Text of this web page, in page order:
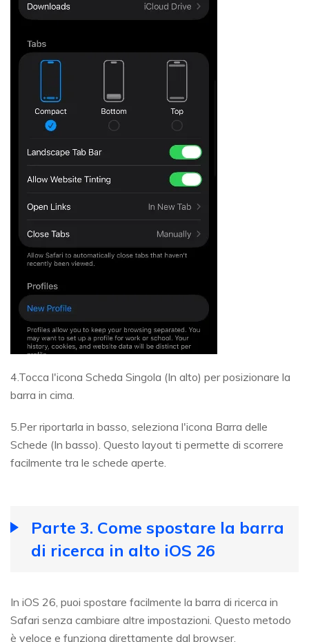
4.Tocca l'icona Scheda Singola (In alto) per posizionare la
barra in cima.
5.Per riportarla in basso, seleziona l'icona Barra delle
Schede (In basso). Questo layout ti permette di scorrere
facilmente tra le schede aperte.
Parte 3. Come spostare la barra
di ricerca in alto iOS 26
In iOS 26, puoi spostare facilmente la barra di ricerca in
Safari senza cambiare altre impostazioni. Questo metodo
è veloce e funziona direttamente dal browser.